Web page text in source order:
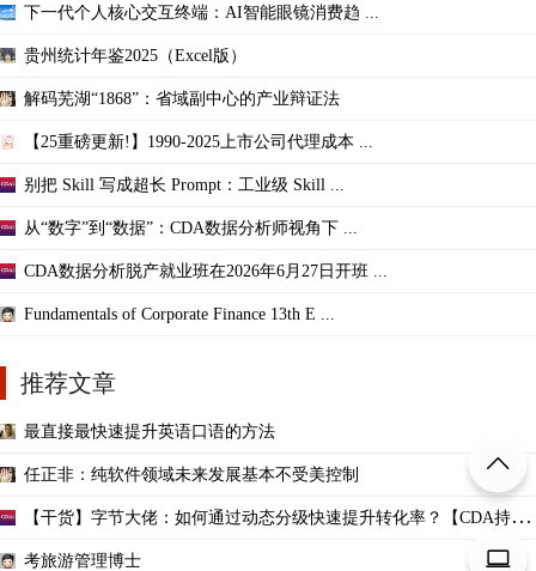
下一代个人核心交互终端：AI智能眼镜消费趋 ...
贵州统计年鉴2025（Excel版）
解码芜湖“1868”：省域副中心的产业辩证法
【25重磅更新!】1990-2025上市公司代理成本 ...
别把 Skill 写成超长 Prompt：工业级 Skill ...
从“数字”到“数据”：CDA数据分析师视角下 ...
CDA数据分析脱产就业班在2026年6月27日开班 ...
Fundamentals of Corporate Finance 13th E ...
推荐文章
最直接最快速提升英语口语的方法
任正非：纯软件领域未来发展基本不受美控制
【干货】字节大佬：如何通过动态分级快速提升转化率？【CDA持证
考旅游管理博士